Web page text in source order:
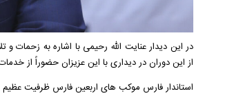
در این دیدار عنایت الله رحیمی با اشاره به زحمات
از این دوران در دیداری با این عزیزان حضوراً از
استاندار فارس موکب های اربعین فارس ظرفیت عظیم